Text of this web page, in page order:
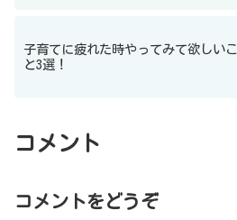
子育てに疲れた時やってみて欲しいこ
と3選！
コメント
コメントをどうぞ